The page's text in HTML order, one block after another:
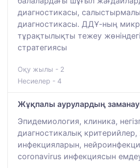
диагностикасы, салыстырмалы
диагностикасы. ДДҰ-ның
тұрақтылықты тежеу
стратегиясы
Оқу жылы - 2
Несиелер - 4
Жұқпалы аурулардың
Эпидемиология, клиника,
диагностикалық критерийлер,
инфекцияларын,
coronavirus инфекциясын